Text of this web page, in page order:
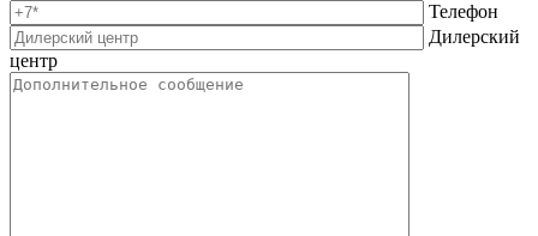
Телефон
Дилерский
центр